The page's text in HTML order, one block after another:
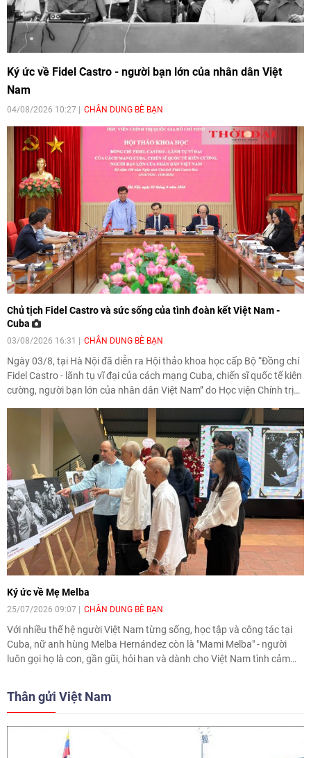
Ký ức về Fidel Castro - người bạn lớn của nhân dân Việt
Nam
04/08/2026 10:27 CHÂN DUNG BÈ BẠN
Chủ tịch Fidel Castro và sức sống của tình đoàn kết Việt Nam -
Cuba
03/08/2026 16:31 CHÂN DUNG BÈ BẠN
Ngày 03/8, tại Hà Nội đã diễn ra Hội thảo khoa học cấp Bộ “Đồng chí
Fidel Castro - lãnh tụ vĩ đại của cách mạng Cuba, chiến sĩ quốc tế kiên
cường, người bạn lớn của nhân dân Việt Nam” do Học viện Chính trị
tịch Fidel Castro Ruz (13/8/1926 - 13/8/2026).
Ký ức về Mẹ Melba
25/07/2026 09:07 CHÂN DUNG BÈ BẠN
Với nhiều thế hệ người Việt Nam từng sống, học tập và công tác tại
Cuba, nữ anh hùng Melba Hernández còn là "Mami Melba" - người
luôn gọi họ là con, gần gũi, hỏi han và dành cho Việt Nam tình cảm
Melba đôn hậu và để lại dấu ấn qua nhiều thế hệ.
Thân gửi Việt Nam